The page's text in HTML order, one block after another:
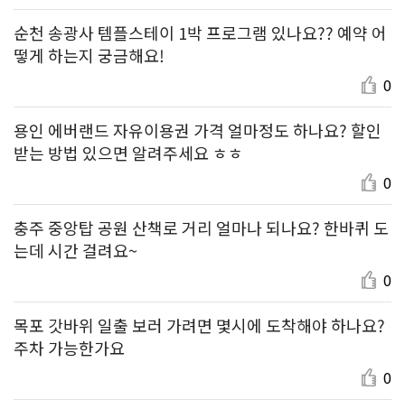
순천 송광사 템플스테이 1박 프로그램 있나요?? 예약 어
떻게 하는지 궁금해요!
0
용인 에버랜드 자유이용권 가격 얼마정도 하나요? 할인
받는 방법 있으면 알려주세요 ㅎㅎ
0
충주 중앙탑 공원 산책로 거리 얼마나 되나요? 한바퀴 도
는데 시간 걸려요~
0
목포 갓바위 일출 보러 가려면 몇시에 도착해야 하나요?
주차 가능한가요
0